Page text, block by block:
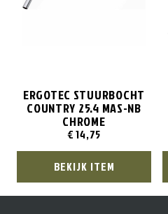
ERGOTEC STUURBOCHT
COUNTRY 25.4 MAS-NB
CHROME
€14,75
BEKIJK ITEM